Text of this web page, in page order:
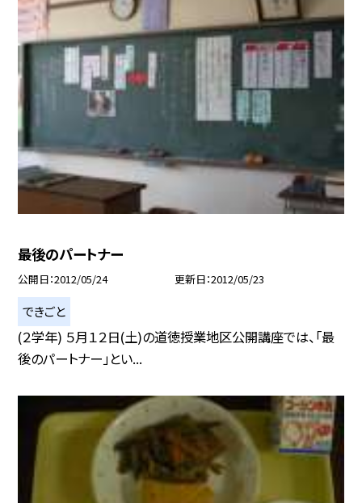
最後のパートナー
公開日 2012/05/24 更新日 2012/05/23
できごと
(２学年) ５月１２日(土)の道徳授業地区公開講座では、「最
後のパートナー」とい...